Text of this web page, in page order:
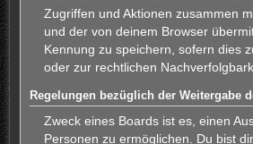
Zugriffen und Aktionen zusammen
und der von deinem Browser
Kennung zu speichern, sofern dies
oder zur rechtlichen
Regelungen bezüglich der Weitergabe
Zweck eines Boards ist es, einen
Personen zu ermöglichen. Du bist